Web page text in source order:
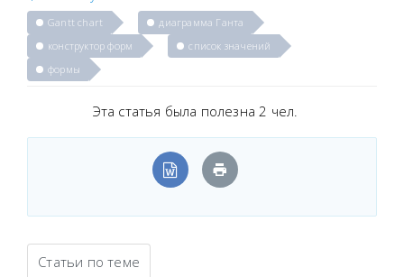
Gantt chart
диаграмма Ганта
конструктор форм
список значений
формы
Эта статья была полезна 2 чел.
Статьи по теме